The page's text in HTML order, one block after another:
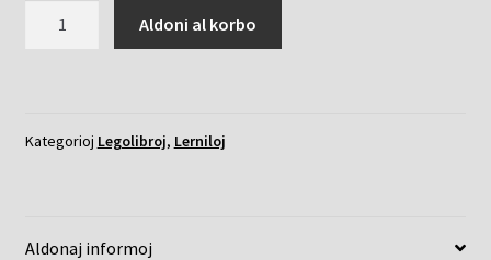
Aldoni al korbo
Kategorioj Legolibroj, Lerniloj
Aldonaj informoj